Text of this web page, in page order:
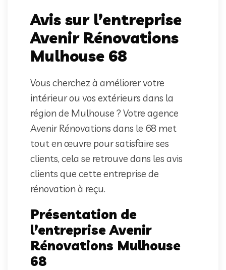
Avis sur l’entreprise
Avenir Rénovations
Mulhouse 68
Vous cherchez à améliorer votre
intérieur ou vos extérieurs dans la
région de Mulhouse ? Votre agence
Avenir Rénovations dans le 68 met
tout en œuvre pour satisfaire ses
clients, cela se retrouve dans les avis
clients que cette entreprise de
rénovation à reçu.
Présentation de
l’entreprise Avenir
Rénovations Mulhouse
68